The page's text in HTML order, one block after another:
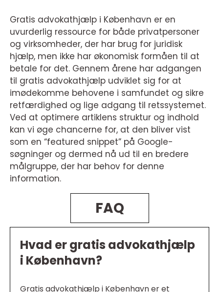
Gratis advokathjælp i København er en
uvurderlig ressource for både privatpersoner
og virksomheder, der har brug for juridisk
hjælp, men ikke har økonomisk formåen til at
betale for det. Gennem årene har adgangen
til gratis advokathjælp udviklet sig for at
imødekomme behovene i samfundet og sikre
retfærdighed og lige adgang til retssystemet.
Ved at optimere artiklens struktur og indhold
kan vi øge chancerne for, at den bliver vist
som en “featured snippet” på Google-
søgninger og dermed nå ud til en bredere
målgruppe, der har behov for denne
information.
FAQ
Hvad er gratis advokathjælp
i København?
Gratis advokathjælp i København er et